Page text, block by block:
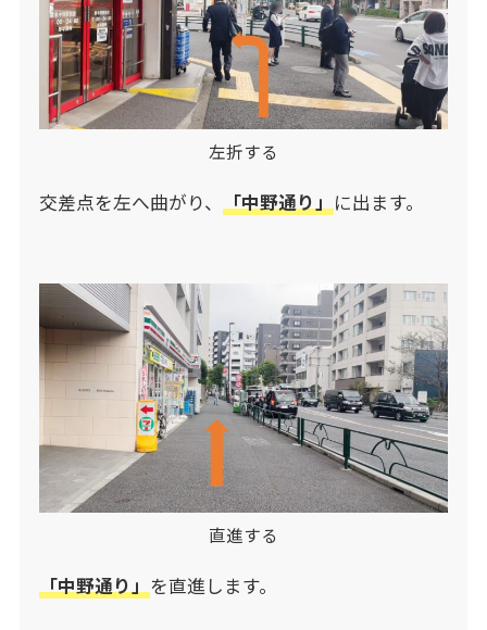
左折する
交差点を左へ曲がり、 「中野通り」に出ます。
直進する
「中野通り」 を直進します。